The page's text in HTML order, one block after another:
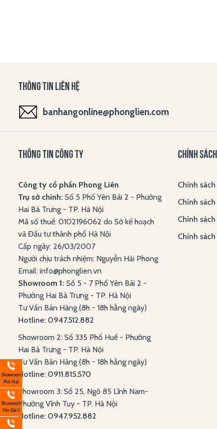
Showroom
Phố Huế
Showroom
Yên Bái II
THÔNG TIN LIÊN HỆ
banhangonline@phonglien.com
THÔNG TIN CÔNG TY
Công ty cổ phần Phong Liên
Trụ sở chính: Số 5 Phố Yên Bái 2 - Phường
Hai Bà Trưng - TP. Hà Nội
Mã số thuế: 0102196062 do Sở kế hoạch
và Đầu tư thành phố Hà Nội
Cấp ngày: 26/03/2007
Người chịu trách nhiệm: Nguyễn Hải Phong
Email: info@phonglien.vn
Showroom 1: Số 5 - 7 Phố Yên Bái 2 -
Phường Hai Bà Trưng - TP. Hà Nội
Tư Vấn Bán Hàng (8h - 18h hằng ngày)
Hotline: 0947.512.882
Showroom 2: Số 335 Phố Huế - Phường
Hai Bà Trưng - TP. Hà Nội
Tư Vấn Bán Hàng (8h - 18h hằng ngày)
Hotline: 0911.815.570
Showroom 3: Số 25, Ngõ 85 Lĩnh Nam-
Phường Vĩnh Tuy - TP. Hà Nội
Hotline: 0947.952.882
CHÍNH SÁCH
Chính
Chính
Chính
Chính